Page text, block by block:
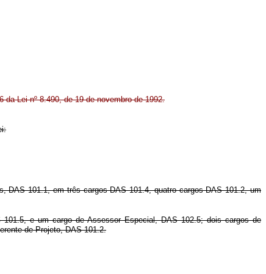
Lei nº 8.490, de 19 de novembro de 1992.
101.1, em três cargos DAS 101.4, quatro cargos DAS 101.2, um
e um cargo de Assessor Especial, DAS 102.5; dois cargos de
de Projeto, DAS 101.2.